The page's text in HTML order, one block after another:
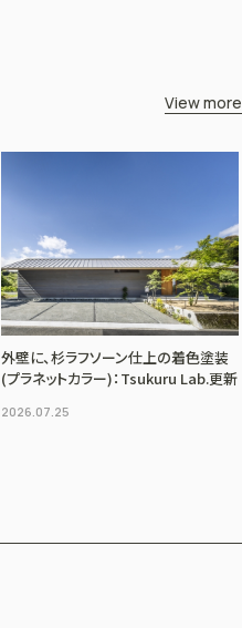
View more
外壁に、杉ラフソーン仕上の着色塗装
(プラネットカラー)：Tsukuru Lab.更新
2026.07.25